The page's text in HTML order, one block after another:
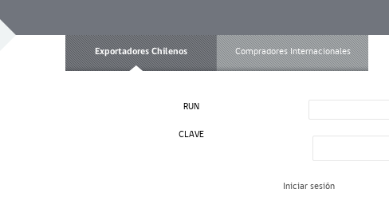
Exportadores Chilenos Compradores Internacionales
RUN
CLAVE
Iniciar sesión